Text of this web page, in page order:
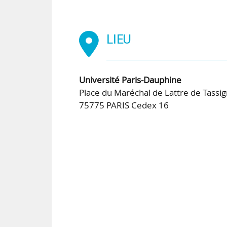
LIEU
Université Paris-Dauphine
Place du Maréchal de Lattre de
75775 PARIS Cedex 16